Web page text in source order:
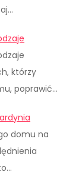
którzy
poprawić…
domu na